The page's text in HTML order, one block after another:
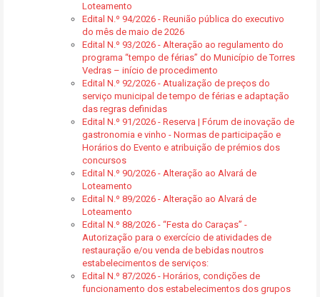
Loteamento
Edital N.º 94/2026 - Reunião pública do executivo
do mês de maio de 2026
Edital N.º 93/2026 - Alteração ao regulamento do
programa “tempo de férias” do Município de Torres
Vedras – início de procedimento
Edital N.º 92/2026 - Atualização de preços do
serviço municipal de tempo de férias e adaptação
das regras definidas
Edital N.º 91/2026 - Reserva | Fórum de inovação de
gastronomia e vinho - Normas de participação e
Horários do Evento e atribuição de prémios dos
concursos
Edital N.º 90/2026 - Alteração ao Alvará de
Loteamento
Edital N.º 89/2026 - Alteração ao Alvará de
Loteamento
Edital N.º 88/2026 - “Festa do Caraças” -
Autorização para o exercício de atividades de
restauração e/ou venda de bebidas noutros
estabelecimentos de serviços:
Edital N.º 87/2026 - Horários, condições de
funcionamento dos estabelecimentos dos grupos